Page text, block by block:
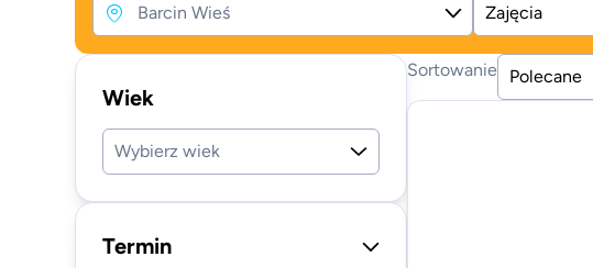
Zajęcia
Wiek
Wybierz wiek
Termin
Sortowanie Polecane